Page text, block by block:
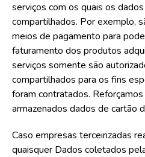
serviços com os quais os
compartilhados. Por exemplo,
meios de pagamento para
faturamento dos produtos
serviços somente são
compartilhados para os fins
foram contratados.
armazenados dados de cartão
Caso empresas terceirizadas
quaisquer Dados coletados